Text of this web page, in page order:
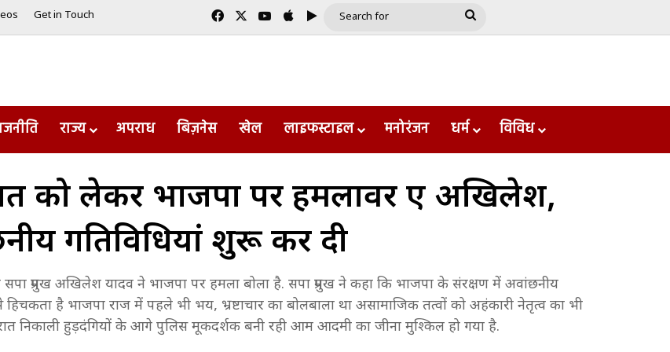
Get in Touch FacebookYouTube
AppleGoogle Play
Search
राज्य अपराध बिज़नेस खेल लाइफस्टाइल मनोरंजन धर्म विविध
को लेकर भाजपा पर हमलावर हुए अखिलेश,
गतिविधियां शुरू कर दी
प्रमुख अखिलेश यादव ने भाजपा पर हमला बोला है. सपा प्रमुख ने कहा कि भाजपा के संरक्षण में अवांछनीय
हिचकता है भाजपा राज में पहले भी भय, भ्रष्टाचार का बोलबाला था असामाजिक तत्वों को अहंकारी नेतृत्व का भी
निकाली हुड़दंगियों के आगे पुलिस मूकदर्शक बनी रही आम आदमी का जीना मुश्किल हो गया है.